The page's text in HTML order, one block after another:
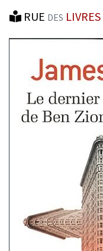
RUE DES LIVRES